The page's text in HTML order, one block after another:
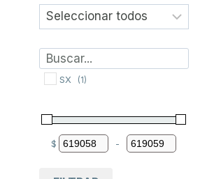
SX (1)
$
Minimum Price
-
Maximum Price